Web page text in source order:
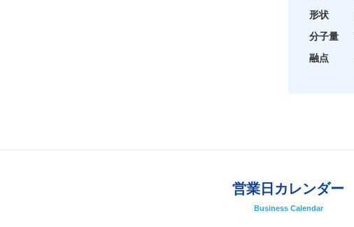
形状
分子量
融点
営業日カレンダー
Business Calendar